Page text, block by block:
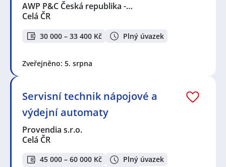
AWP P&C Česká republika -…
Celá ČR
30 000 – 33 400 Kč Plný úvazek
Zveřejněno: 5. srpna
Servisní technik nápojové a
výdejní automaty
Provendia s.r.o.
Celá ČR
45 000 – 60 000 Kč
Plný úvazek